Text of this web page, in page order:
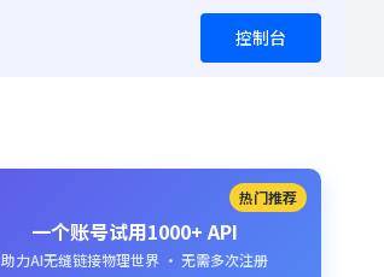
控制台
热门推荐
一个账号试用1000+ API
助力AI无缝链接物理世界 · 无需多次注册